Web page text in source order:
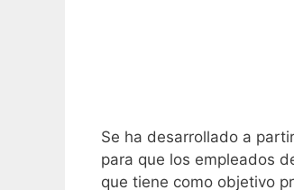
Se ha desarrollado a
para que los empleados
que tiene como objetivo